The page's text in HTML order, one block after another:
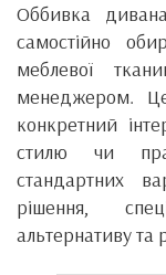
Оббивка
самостійно
меблевої
менеджером.
конкретний
стилю чи
стандартних
рішення,
альтернативу та